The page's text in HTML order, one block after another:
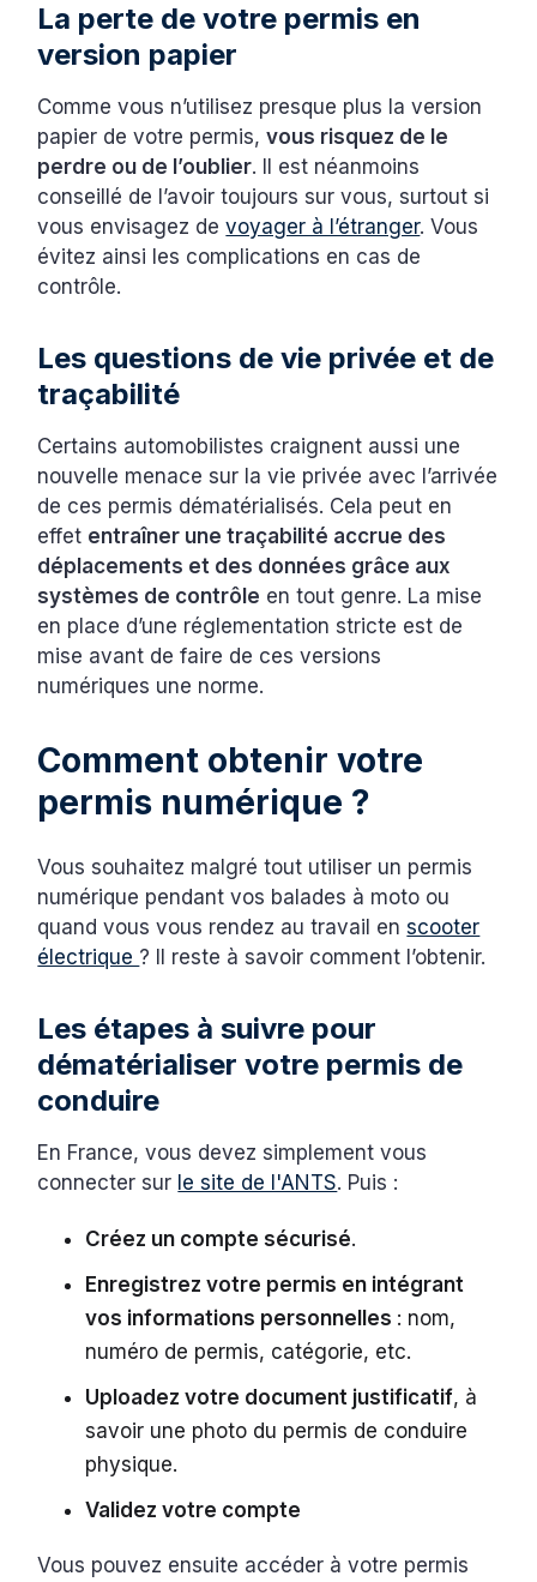
La perte de votre permis en
version papier
Comme vous n’utilisez presque plus la version
papier de votre permis,vous risquez de le
perdre ou de l’oublier. Il est néanmoins
conseillé de l’avoir toujours sur vous, surtout si
vous envisagez devoyager à l’étranger. Vous
évitez ainsi les complications en cas de
contrôle.
Les questions de vie privée et de
traçabilité
Certains automobilistes craignent aussi une
nouvelle menace sur la vie privée avec l’arrivée
de ces permis dématérialisés. Cela peut en
effet entraîner une traçabilité accrue des
déplacements et des données grâce aux
systèmes de contrôle en tout genre. La mise
en place d’une réglementation stricte est de
mise avant de faire de ces versions
numériques une norme.
Comment obtenir votre
permis numérique ?
Vous souhaitez malgré tout utiliser un permis
numérique pendant vos balades à moto ou
quand vous vous rendez au travail enscooter
électrique ? Il reste à savoir comment l’obtenir.
Les étapes à suivre pour
dématérialiser votre permis de
conduire
En France, vous devez simplement vous
connecter sur le site de l'ANTS. Puis :
Créez un compte sécurisé.
Enregistrez votre permis en intégrant
vos informations personnelles : nom,
numéro de permis, catégorie, etc.
Uploadez votre document justificatif, à
savoir une photo du permis de conduire
physique.
Validez votre compte
Vous pouvez ensuite accéder à votre permis